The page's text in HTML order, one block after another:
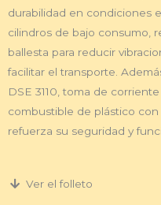
durabilidad en condiciones
cilindros de bajo consumo,
ballesta para reducir
facilitar el transporte.
DSE 3110, toma de
combustible de plástico
refuerza su seguridad y
Ver el folleto